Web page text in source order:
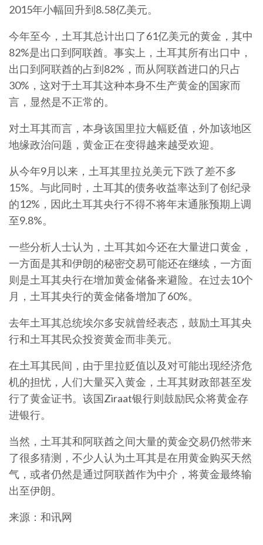
2015年小幅回升到8.58亿美元。
今年至今，土耳其总计出口了61亿美元的黄金，其中
82%是出口到阿联酋。事实上，土耳其所有出口中，
出口到阿联酋的占到82%，而从阿联酋进口的只占
30%，这对于土耳其这种本身不生产黄金的国家而
言，显然是不正常的。
对土耳其而言，本身该国里拉大幅贬值，外加该地区
地缘政治问题，黄金正在变得越来越受欢迎。
从今年9月以来，土耳其里拉兑美元下跌了差不多
15%。与此同时，土耳其的债务收益率达到了创纪录
的12%，因此土耳其央行不得不将年末通胀预期上调
至9.8%。
一些分析人士认为，土耳其如今还在大量进口黄金，
一方面是其和伊朗的秘密交易可能还在继续，一方面
则是土耳其央行在增加黄金储备来避险。在过去10个
月，土耳其央行的黄金储备增加了60%。
去年土耳其总统埃尔多安就曾经表态，鼓励土耳其央
行和土耳其民众投资黄金而非美元。
在土耳其民间，由于里拉贬值以及对可能出现经济危
机的担忧，人们大量买入黄金，土耳其财政部甚至发
行了黄金证书。该国Ziraat银行则鼓励民众将黄金存
进银行。
当然，土耳其和阿联酋之间大量的黄金交易仍然带来
了很多猜测，不少人认为土耳其是在用黄金购买天然
气，或者仍然是通过阿联酋作为中介，将黄金最终输
出至伊朗。
来源：和讯网